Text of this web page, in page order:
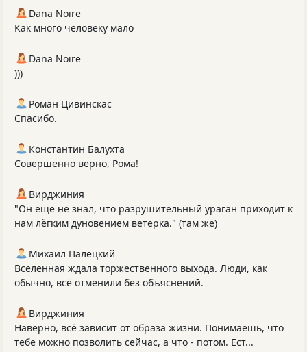
Dana Noire
Как много человеку мало
Dana Noire
)))
Роман Цивинскас
Спасибо.
Константин Балухта
Совершенно верно, Рома!
Вирджиния
"Он ещё не знал, что разрушительный ураган приходит к
нам лёгким дуновением ветерка." (там же)
Михаил Палецкий
Вселенная ждала торжественного выхода. Люди, как
обычно, всё отменили без объяснений.
Вирджиния
Наверно, всё зависит от образа жизни. Понимаешь, что
тебе можно позволить сейчас, а что - потом. Ест...